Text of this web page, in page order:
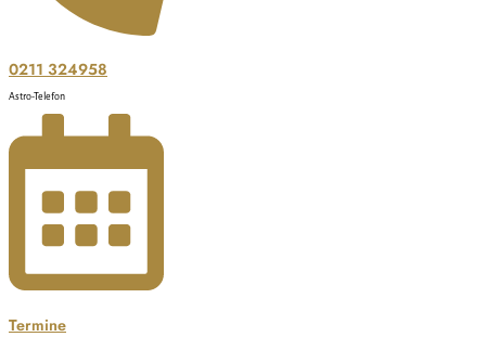
0211 324958
Astro-Telefon
Termine